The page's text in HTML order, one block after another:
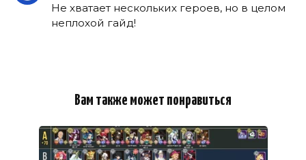
Не хватает нескольких героев, но в целом
неплохой гайд!
Вам также может понравиться